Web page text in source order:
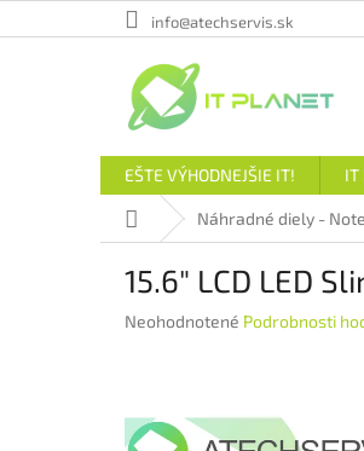
na
info@atechservis.sk
EŠTE VÝHODNEJŠIE IT! IT
DomovNáhradné diely -
15.6" LCD LED
Priemerné
0,0
z
Neohodnotené Podrobnosti